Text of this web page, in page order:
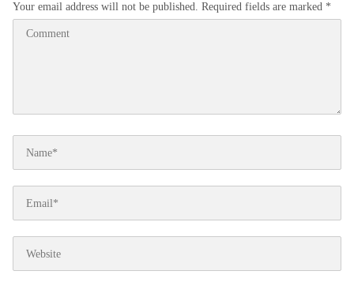
Your email address will not be published. Required fields are marked *